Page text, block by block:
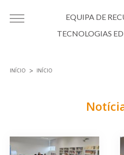
EQUIPA DE
TECNOLOGIAS
INÍCIO INÍCIO